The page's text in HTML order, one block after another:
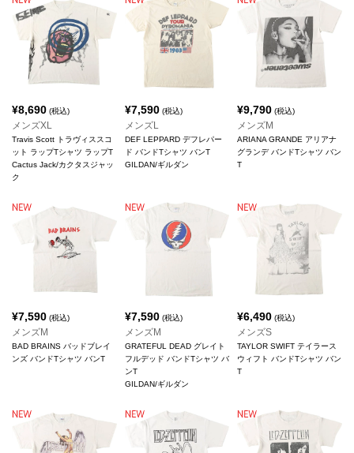
¥8,690 (税込)
メンズXL
Travis Scott トラヴィススコ
ット ラップTシャツ ラップT
Cactus Jack/カクタスジャッ
ク
¥7,590(税込)
メンズL
DEF LEPPARD デフレパー
ド バンドTシャツ バンT
GILDAN/ギルダン
¥9,790 (税込)
メンズM
ARIANA GRANDE アリアナ
グランデ バンドTシャツ バン
T
¥7,590 (税込)
メンズM
BAD BRAINS バッドブレイ
ンズ バンドTシャツ バンT
¥7,590(税込)
メンズM
GRATEFUL DEAD グレイト
フルデッド バンドTシャツ バ
ンT
GILDAN/ギルダン
¥6,490 (税込)
メンズS
TAYLOR SWIFT テイラース
ウィフト バンドTシャツ バン
T